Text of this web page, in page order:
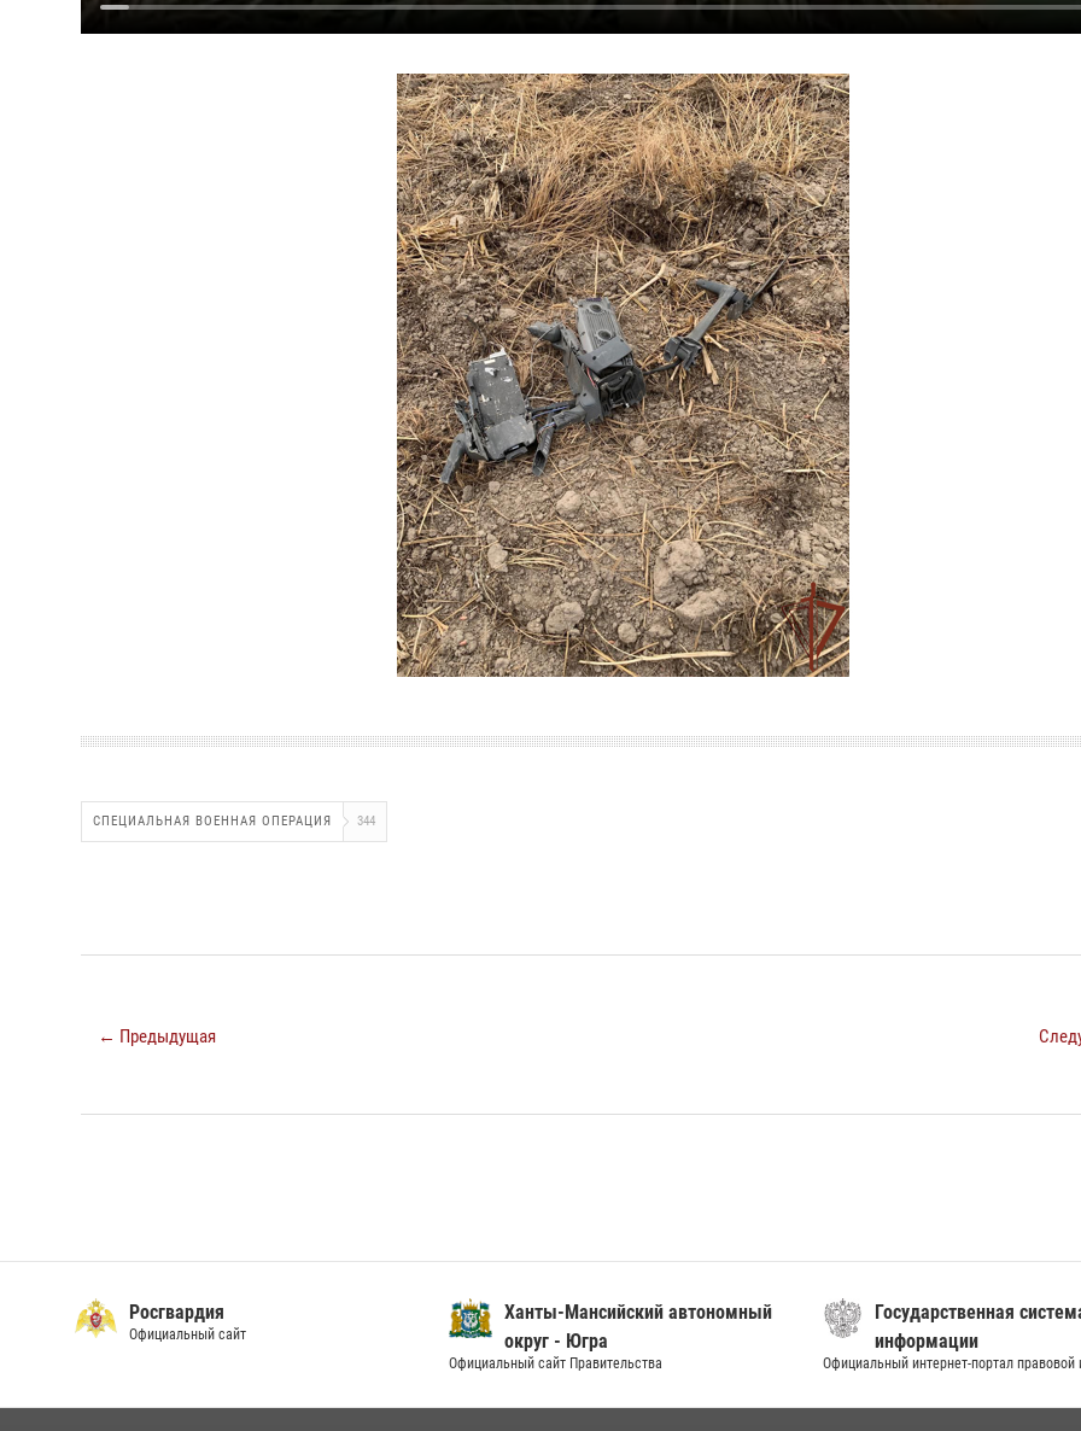
СПЕЦИАЛЬНАЯ ВОЕННАЯ ОПЕРАЦИЯ 344
← Предыдущая
Росгвардия
Официальный сайт
Ханты-Мансийский автономный
округ - Югра
Официальный сайт Правительства
Государственная
информации
Официальный интернет-портал